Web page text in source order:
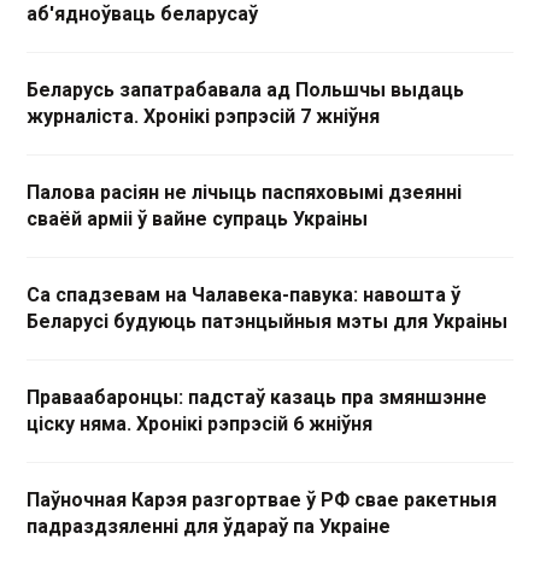
аб'ядноўваць беларусаў
Беларусь запатрабавала ад Польшчы выдаць
журналіста. Хронікі рэпрэсій 7 жніўня
Палова расіян не лічыць паспяховымі дзеянні
сваёй арміі ў вайне супраць Украіны
Са спадзевам на Чалавека-павука: навошта ў
Беларусі будуюць патэнцыйныя мэты для Украіны
Праваабаронцы: падстаў казаць пра змяншэнне
ціску няма. Хронікі рэпрэсій 6 жніўня
Паўночная Карэя разгортвае ў РФ свае ракетныя
падраздзяленні для ўдараў па Украіне